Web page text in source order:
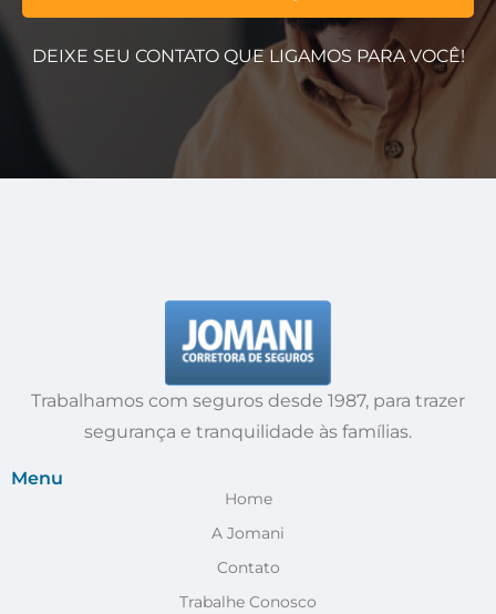
DEIXE SEU CONTATO QUE LIGAMOS PARA VOCÊ!
Trabalhamos com seguros desde 1987, para trazer
segurança e tranquilidade às famílias.
Menu
Home
A Jomani
Contato
Trabalhe Conosco